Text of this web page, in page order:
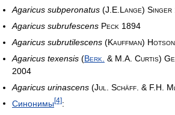
Agaricus subperonatus (J.E.Lange) Singer
Agaricus subrufescens Peck 1894
Agaricus subrutilescens (Kauffman)
Agaricus texensis (Berk. & M.A. Curtis)
2004
Agaricus urinascens (Jul. Schäff. & F.H.
Синонимы[4]: